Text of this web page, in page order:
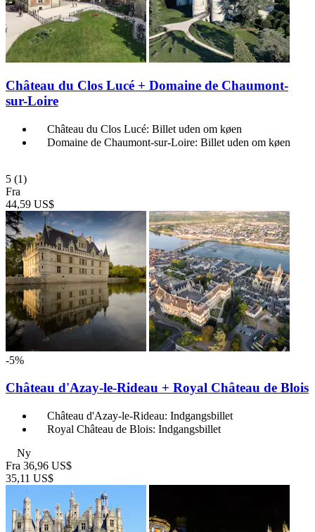
Château du Clos Lucé + Domaine de Chaumont-
sur-Loire
Château du Clos Lucé: Billet uden om køen
Domaine de Chaumont-sur-Loire: Billet uden om køen
5 (1)
Fra
44,59 US$
-5%
Château d'Azay-le-Rideau + Royal Château de Blois
Château d'Azay-le-Rideau: Indgangsbillet
Royal Château de Blois: Indgangsbillet
Ny
Fra 36,96 US$
35,11 US$